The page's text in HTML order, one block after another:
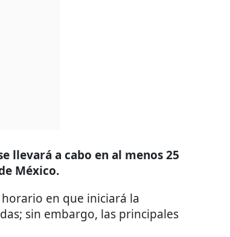
llevará a cabo en al menos 25
México.
en que iniciará la
sin embargo, las principales